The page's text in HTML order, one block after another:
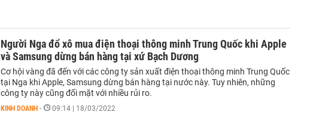
Người Nga đổ xô mua điện thoại thông minh Trung Quốc khi Apple
và Samsung dừng bán hàng tại xứ Bạch Dương
Cơ hội vàng đã đến với các công ty sản xuất điện thoại thông minh Trung Quốc
tại Nga khi Apple, Samsung dừng bán hàng tại nước này. Tuy nhiên, những
công ty này cũng đối mặt với nhiều rủi ro.
KINH DOANH - 09:14 | 18/03/2022